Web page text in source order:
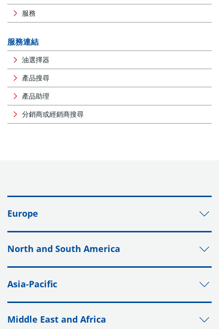
服務
服務連結
油選擇器
產品搜尋
產品助理
分銷商或經銷商搜尋
Europe
North and South America
Asia-Pacific
Middle East and Africa